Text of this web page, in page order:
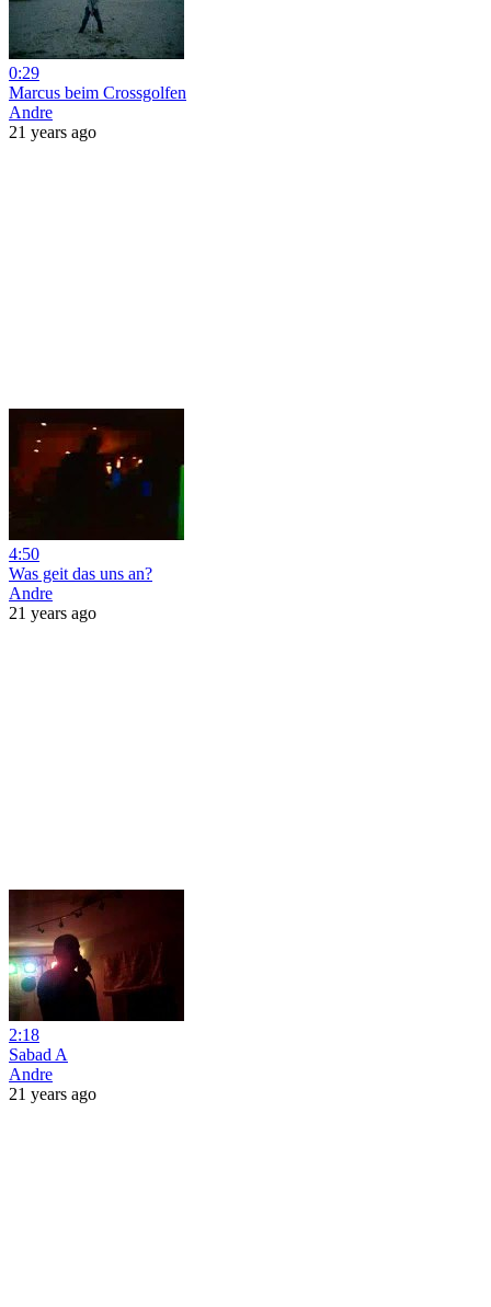
0:29
Marcus beim Crossgolfen
Andre
21 years ago
4:50
Was geit das uns an?
Andre
21 years ago
2:18
Sabad A
Andre
21 years ago